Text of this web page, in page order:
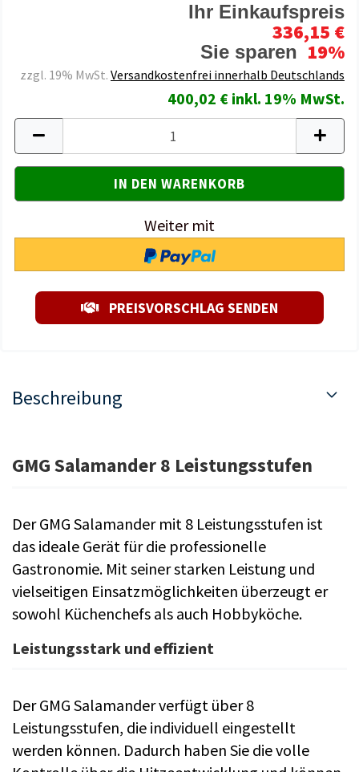
Ihr Einkaufspreis
336,15 €
Sie sparen 19%
zzgl. 19% MwSt. Versandkostenfrei innerhalb Deutschlands
400,02 € inkl. 19% MwSt.
Weiter mit
PREISVORSCHLAG SENDEN
Beschreibung
GMG Salamander 8 Leistungsstufen
Der GMG Salamander mit 8 Leistungsstufen ist
das ideale Gerät für die professionelle
Gastronomie. Mit seiner starken Leistung und
vielseitigen Einsatzmöglichkeiten überzeugt er
sowohl Küchenchefs als auch Hobbyköche.
Leistungsstark und effizient
Der GMG Salamander verfügt über 8
Leistungsstufen, die individuell eingestellt
werden können. Dadurch haben Sie die volle